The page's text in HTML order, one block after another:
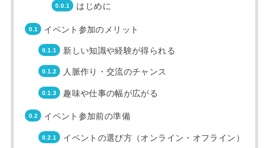
はじめに
イベント参加のメリット
新しい知識や経験が得られる
人脈作り・交流のチャンス
趣味や仕事の幅が広がる
イベント参加前の準備
イベントの選び方（オンライン・オフライン）